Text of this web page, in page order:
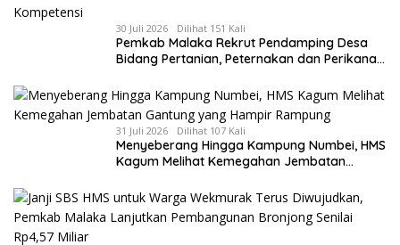
30 Juli 2026 Dilihat 151 Kali
Pemkab Malaka Rekrut Pendamping Desa
Bidang Pertanian, Peternakan dan Perikanan,
31 Juli 2026 Dilihat 107 Kali
Menyeberang Hingga Kampung Numbei, HMS
Kagum Melihat Kemegahan Jembatan